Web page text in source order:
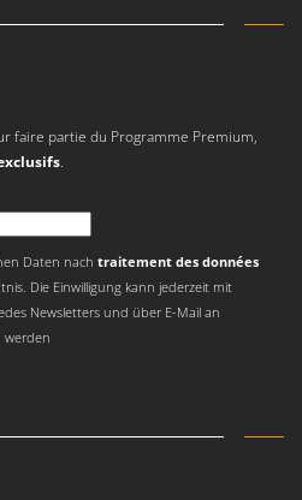
tracteur
vignes
faire partie du Programme Premium,
.
Daten nach traitement des données
Die Einwilligung kann jederzeit mit
Newsletters und über E-Mail an
werden